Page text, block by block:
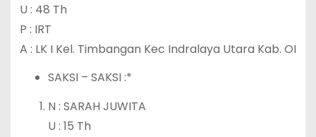
U : 48 Th
P : IRT
A : LK I Kel. Timbangan Kec Indralaya Utara Kab. OI
SAKSI – SAKSI :*
N : SARAH JUWITA
U : 15 Th